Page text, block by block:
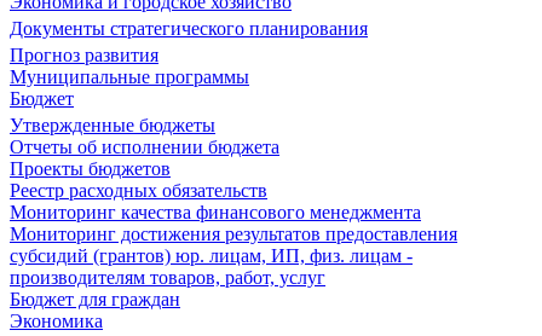
Документы стратегического планирования
Прогноз развития
Муниципальные программы
Бюджет
Утвержденные бюджеты
Отчеты об исполнении бюджета
Проекты бюджетов
Реестр расходных обязательств
Мониторинг качества финансового менеджмента
Мониторинг достижения результатов предоставления
субсидий (грантов) юр. лицам, ИП, физ. лицам -
производителям товаров, работ, услуг
Бюджет для граждан
Экономика